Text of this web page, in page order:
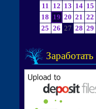
11
12 13 14 15
18
19 20 21 22
25 26 27 28 29
Заработать